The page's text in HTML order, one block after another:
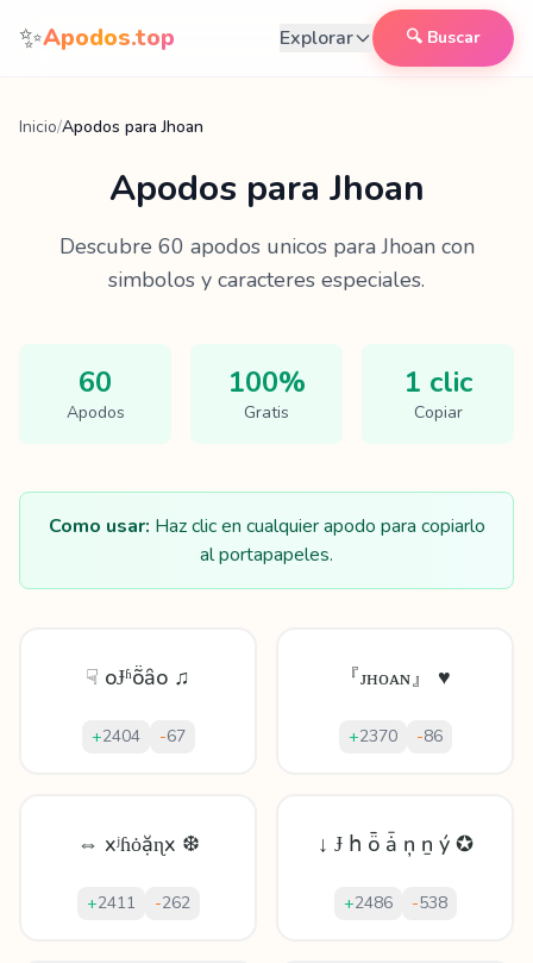
Saltar al contenido
✨Apodos.top Explorar 🔍 Buscar
Inicio/Apodos para Jhoan
Apodos para Jhoan
Descubre 60 apodos unicos paraJhoancon
simbolos y caracteres especiales.
60
Apodos
100%
Gratis
1 clic
Copiar
Como usar: Haz clic en cualquier apodo para copiarlo
al portapapeles.
☟ oɈʱṏȃo ♫
+2404 -67
『ᴊʜᴏᴀɴ』 ♥
+2370 -86
⇔ xʲɦȯặɳx ❆
+2411 -262
↓ Ɉ հ ȫ ǡ ņ ṉ ý ✪
+2486 -538